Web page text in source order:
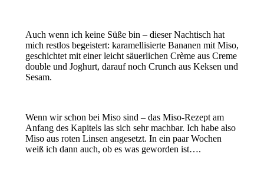
Auch wenn ich keine Süße bin – dieser Nachtisch hat
mich restlos begeistert: karamellisierte Bananen mit Miso,
geschichtet mit einer leicht säuerlichen Crème aus Creme
double und Joghurt, darauf noch Crunch aus Keksen und
Sesam.
Wenn wir schon bei Miso sind – das Miso-Rezept am
Anfang des Kapitels las sich sehr machbar. Ich habe also
Miso aus roten Linsen angesetzt. In ein paar Wochen
weiß ich dann auch, ob es was geworden ist….